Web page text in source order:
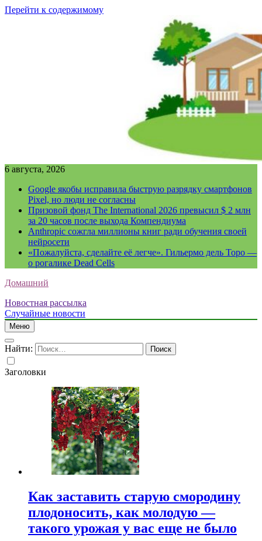
Перейти к содержимому
6 августа, 2026
Google якобы исправила быструю разрядку смартфонов
Pixel, но люди не согласны
Призовой фонд The International 2026 превысил $ 2 млн
за 20 часов после выхода Компендиума
Anthropic сожгла миллионы книг ради обучения своей
нейросети
«Пожалуйста, сделайте её легче». Гильермо дель Торо —
о рогалике Dead Cells
Домашний
Новостная рассылка
Случайные новости
Меню
Найти:
Заголовки
Как заставить старую смородину
плодоносить, как молодую —
такого урожая у вас еще не было